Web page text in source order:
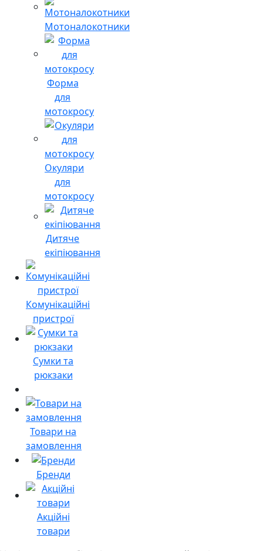
Мотоналокотники
Форма
для
мотокросу
Окуляри
для
мотокросу
Дитяче
екіпіювання
Комунікаційні
пристрої
Сумки та
рюкзаки
Товари на
замовлення
Бренди
Акційні
товари